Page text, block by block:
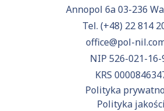
Annopol 6a 03-236
Tel. (+48) 22 814
office@pol-
NIP 526-021-16-
KRS
Polityka
Polityka jakości